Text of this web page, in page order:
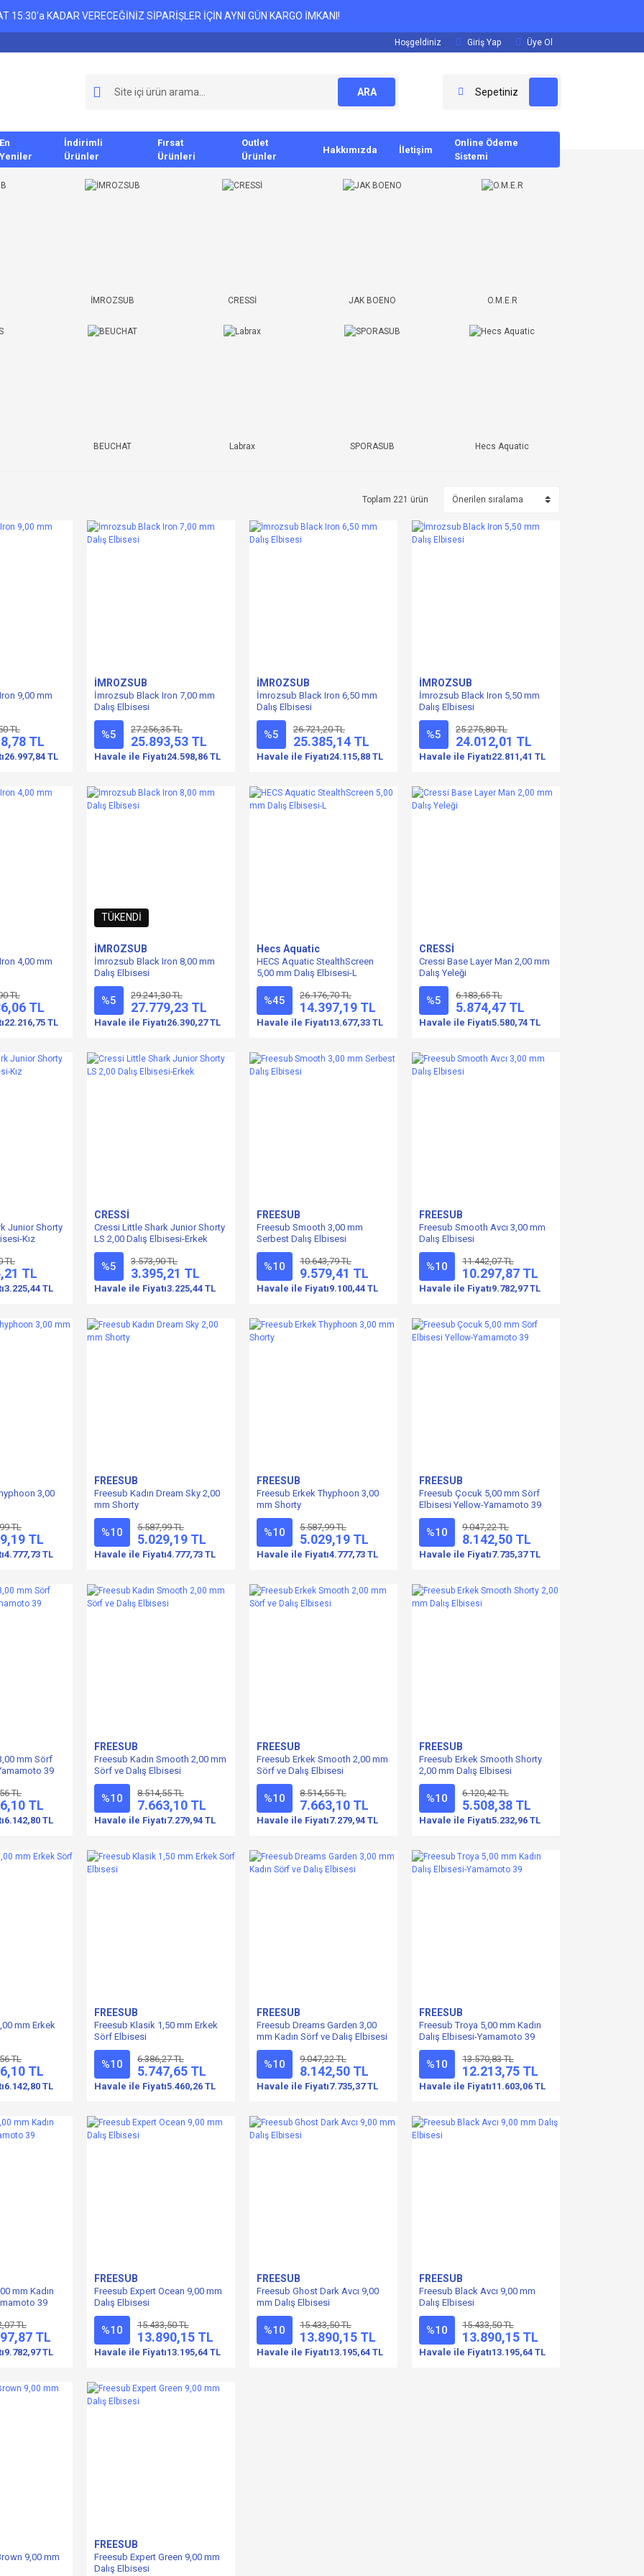
15:30'a KADAR VERECEĞİNİZ SİPARİŞLER İÇİN AYNI GÜN KARGO İMKANI!
Hoşgeldiniz Giriş Yap Üye Ol
ARA Sepetiniz
En
Yeniler
İndirimli
Ürünler
Fırsat
Ürünleri
Outlet
Ürünler
Hakkımızda İletişim
Online Ödeme
Sistemi
İMROZSUB CRESSİ JAK BOENO O.M.E.R
BEUCHAT Labrax SPORASUB Hecs Aquatic
Toplam 221 ürün
9,00 mm
TL
TL
26.997,84 TL
İMROZSUB
İmrozsub Black Iron 7,00 mm
Dalış Elbisesi
%5 27.256,35 TL
25.893,53 TL
Havale ile Fiyatı24.598,86 TL
İMROZSUB
İmrozsub Black Iron 6,50 mm
Dalış Elbisesi
%5 26.721,20 TL
25.385,14 TL
Havale ile Fiyatı24.115,88 TL
İMROZSUB
İmrozsub Black Iron 5,50 mm
Dalış Elbisesi
%5 25.275,80 TL
24.012,01 TL
Havale ile Fiyatı22.811,41 TL
4,00 mm
TL
TL
22.216,75 TL
TÜKENDİ
İMROZSUB
İmrozsub Black Iron 8,00 mm
Dalış Elbisesi
%5 29.241,30 TL
27.779,23 TL
Havale ile Fiyatı26.390,27 TL
Hecs Aquatic
HECS Aquatic StealthScreen
5,00 mm Dalış Elbisesi-L
%45 26.176,70 TL
14.397,19 TL
Havale ile Fiyatı13.677,33 TL
CRESSİ
Cressi Base Layer Man 2,00 mm
Dalış Yeleği
%5 6.183,65 TL
5.874,47 TL
Havale ile Fiyatı5.580,74 TL
Junior Shorty
Kız
TL
TL
3.225,44 TL
CRESSİ
Cressi Little Shark Junior Shorty
LS 2,00 Dalış Elbisesi-Erkek
%5 3.573,90 TL
3.395,21 TL
Havale ile Fiyatı3.225,44 TL
FREESUB
Freesub Smooth 3,00 mm
Serbest Dalış Elbisesi
%10 10.643,79 TL
9.579,41 TL
Havale ile Fiyatı9.100,44 TL
FREESUB
Freesub Smooth Avcı 3,00 mm
Dalış Elbisesi
%10 11.442,07 TL
10.297,87 TL
Havale ile Fiyatı9.782,97 TL
3,00
TL
TL
4.777,73 TL
FREESUB
Freesub Kadın Dream Sky 2,00
mm Shorty
%10 5.587,99 TL
5.029,19 TL
Havale ile Fiyatı4.777,73 TL
FREESUB
Freesub Erkek Thyphoon 3,00
mm Shorty
%10 5.587,99 TL
5.029,19 TL
Havale ile Fiyatı4.777,73 TL
FREESUB
Freesub Çocuk 5,00 mm Sörf
Elbisesi Yellow-Yamamoto 39
%10 9.047,22 TL
8.142,50 TL
Havale ile Fiyatı7.735,37 TL
mm Sörf
39
TL
TL
6.142,80 TL
FREESUB
Freesub Kadın Smooth 2,00 mm
Sörf ve Dalış Elbisesi
%10 8.514,55 TL
7.663,10 TL
Havale ile Fiyatı7.279,94 TL
FREESUB
Freesub Erkek Smooth 2,00 mm
Sörf ve Dalış Elbisesi
%10 8.514,55 TL
7.663,10 TL
Havale ile Fiyatı7.279,94 TL
FREESUB
Freesub Erkek Smooth Shorty
2,00 mm Dalış Elbisesi
%10 6.120,42 TL
5.508,38 TL
Havale ile Fiyatı5.232,96 TL
mm Erkek
TL
TL
6.142,80 TL
FREESUB
Freesub Klasik 1,50 mm Erkek
Sörf Elbisesi
%10 6.386,27 TL
5.747,65 TL
Havale ile Fiyatı5.460,26 TL
FREESUB
Freesub Dreams Garden 3,00
mm Kadın Sörf ve Dalış Elbisesi
%10 9.047,22 TL
8.142,50 TL
Havale ile Fiyatı7.735,37 TL
FREESUB
Freesub Troya 5,00 mm Kadın
Dalış Elbisesi-Yamamoto 39
%10 13.570,83 TL
12.213,75 TL
Havale ile Fiyatı11.603,06 TL
mm Kadın
39
TL
TL
9.782,97 TL
FREESUB
Freesub Expert Ocean 9,00 mm
Dalış Elbisesi
%10 15.433,50 TL
13.890,15 TL
Havale ile Fiyatı13.195,64 TL
FREESUB
Freesub Ghost Dark Avcı 9,00
mm Dalış Elbisesi
%10 15.433,50 TL
13.890,15 TL
Havale ile Fiyatı13.195,64 TL
FREESUB
Freesub Black Avcı 9,00 mm
Dalış Elbisesi
%10 15.433,50 TL
13.890,15 TL
Havale ile Fiyatı13.195,64 TL
9,00 mm
FREESUB
Freesub Expert Green 9,00 mm
Dalış Elbisesi